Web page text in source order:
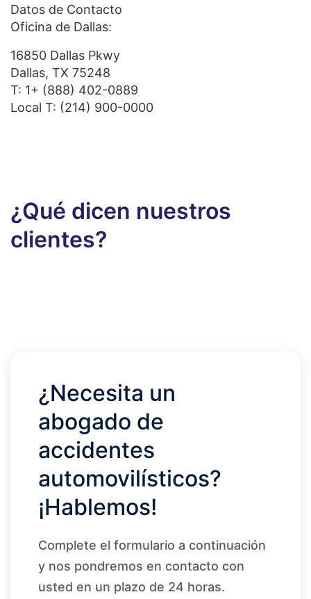
Datos de Contacto
Oficina de Dallas:
16850 Dallas Pkwy
Dallas, TX 75248
T: 1+ (888) 402-0889
Local T: (214) 900-0000
¿Qué dicen nuestros
clientes?
¿Necesita un
abogado de
accidentes
automovilísticos?
¡Hablemos!
Complete el formulario a continuación
y nos pondremos en contacto con
usted en un plazo de 24 horas.